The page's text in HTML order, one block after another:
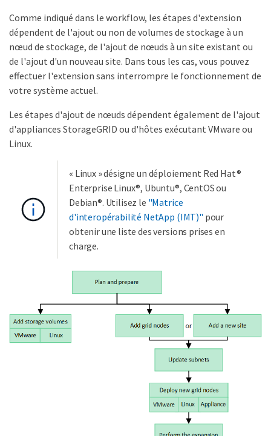
Comme indiqué dans le workflow, les étapes d'extension
dépendent de l'ajout ou non de volumes de stockage à un
nœud de stockage, de l'ajout de nœuds à un site existant ou
de l'ajout d'un nouveau site. Dans tous les cas, vous pouvez
effectuer l'extension sans interrompre le fonctionnement de
votre système actuel.
Les étapes d'ajout de nœuds dépendent également de l'ajout
d'appliances StorageGRID ou d'hôtes exécutant VMware ou
Linux.
« Linux » désigne un déploiement Red Hat®
Enterprise Linux®, Ubuntu®, CentOS ou
Debian®. Utilisez le "Matrice
d'interopérabilité NetApp (IMT)" pour
obtenir une liste des versions prises en
charge.